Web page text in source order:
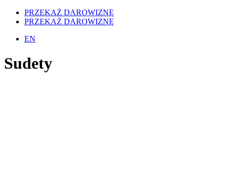
PRZEKAŻ DAROWIZNĘ
PRZEKAŻ DAROWIZNĘ
EN
Sudety